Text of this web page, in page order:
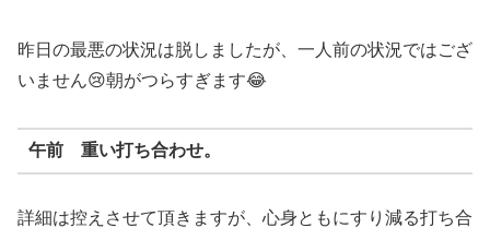
昨日の最悪の状況は脱しましたが、一人前の状況ではござ
いません😢朝がつらすぎます😂
午前 重い打ち合わせ。
詳細は控えさせて頂きますが、心身ともにすり減る打ち合